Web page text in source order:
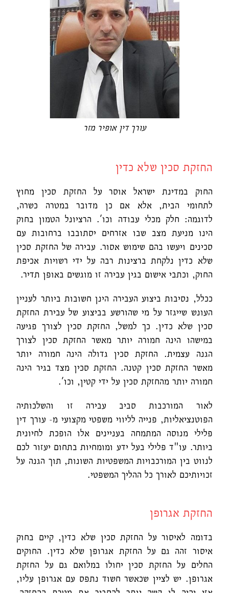
עורך דין אופיר מזר
החזקת סכין שלא כדין
החוק במדינת ישראל אוסר על החזקת סכין מחוץ
לתחומי הבית, אלא אם כן מדובר במטרה כשרה,
לדוגמה: חלק מכלי עבודה וכו'. הרציונל הטמון בחוק
הינו מניעת מצב שבו אזרחים יסתובבו ברחובות עם
סכינים ויעשו בהם שימוש אסור. עבירה של החזקת סכין
שלא כדין נלקחת ברצינות רבה על ידי רשויות אכיפת
החוק, וכתבי אישום בגין עבירה זו מוגשים באופן תדיר.
ככלל, נסיבות ביצוע העבירה הינן חשובות ביותר לעניין
העונש שייגזר על מי שהורשע בביצוע של עבירת החזקת
סכין שלא כדין. כך למשל, החזקת סכין לצורך פגיעה
במישהו הינה חמורה יותר מאשר החזקת סכין לצורך
הגנה עצמית. החזקת סכין גדולה הינה חמורה יותר
מאשר החזקת סכין קטנה. החזקת סכין מצד בגיר הינה
חמורה יותר מהחזקת סכין על ידי קטין, וכו'.
לאור המורכבות סביב עבירה זו והשלכותיה
הפוטנציאליות, פנייה לליווי משפטי מקצועי מ- עורך דין
פלילי מנוסה המתמחה בעניינים אלו הופכת לחיונית
ביותר. עו"ד פלילי בעל ידע ומומחיות בתחום יעזור לכם
לנווט בין המורכבויות המשפטיות השונות, תוך הגנה על
זכויותיכם לאורך כל ההליך המשפטי.
החזקת אגרופן
בדומה לאיסור על החזקת סכין שלא כדין, קיים בחוק
איסור זהה גם על החזקת אגרופן שלא כדין. החוקים
החלים על החזקת סכין יחולו במלואם גם על החזקת
אגרופן. יש לציין שכאשר חשוד נתפס עם אגרופן עליו,